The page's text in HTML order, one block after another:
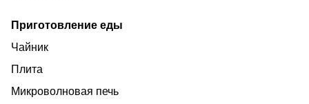
Приготовление еды
Чайник
Плита
Микроволновая печь